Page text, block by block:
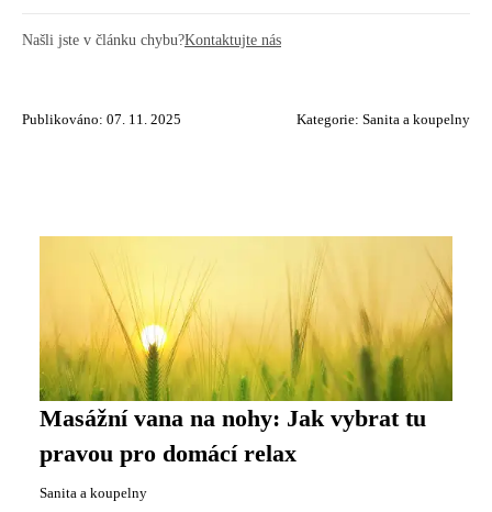
Našli jste v článku chybu?Kontaktujte nás
Publikováno: 07. 11. 2025 Kategorie: Sanita a koupelny
Masážní vana na nohy: Jak vybrat tu
pravou pro domácí relax
Sanita a koupelny